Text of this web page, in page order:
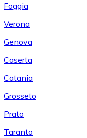
Foggia
Verona
Genova
Caserta
Catania
Grosseto
Prato
Taranto